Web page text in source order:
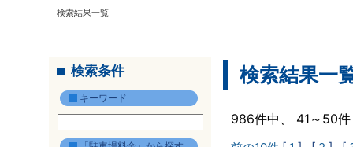
検索結果一覧
検索条件
キーワード
検索結果一
986件中、 41～50